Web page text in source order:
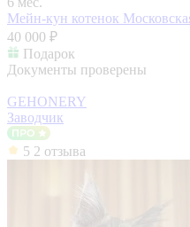
Мейн-кун котенок
40 000 ₽
Подарок
Документы проверены
GEHONERY
Заводчик
5 2 отзыва